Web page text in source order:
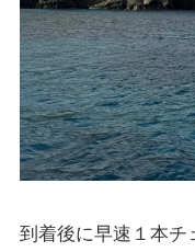
到着後に早速１本チ